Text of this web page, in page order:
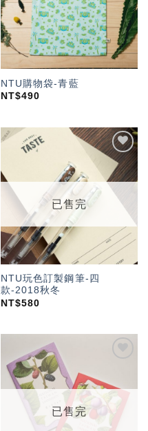
NTU購物袋-青藍
NT$490
加入
「願
望輕
單」
已售完
NTU玩色訂製鋼筆-四
款-2018秋冬
NT$580
望輕
單」
已售完